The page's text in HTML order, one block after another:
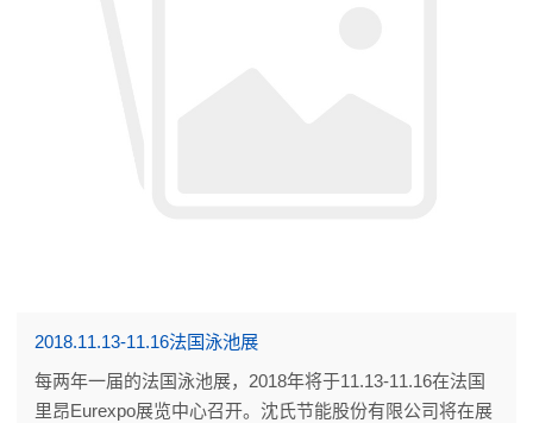
2018.11.13-11.16法国泳池展
每两年一届的法国泳池展，2018年将于11.13-11.16在法国
里昂Eurexpo展览中心召开。沈氏节能股份有限公司将在展